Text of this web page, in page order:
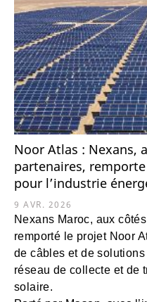
Noor Atlas : Nexans,
partenaires,
pour l’industrie
9 AVR. 2026
Nexans Maroc, aux
remporté le projet Noor
de câbles et de
réseau de collecte et de
solaire.